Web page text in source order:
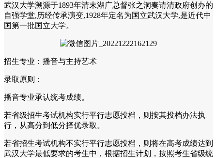
武汉大学溯源于1893年清末湖广总督张之洞奏请清政府创办的
自强学堂,历经传承演变,1928年定名为国立武汉大学,是近代中
国第一批国立大学。
招生专业：播音与主持艺术
录取原则：
播音专业承认统考成绩。
若省级招生考试机构实行平行志愿投档，则按其投档办法执
行，从高分到低分择优录取。
若省招生考试机构不实行平行志愿投档，则将在高考成绩达到
武汉大学最低要求的考生中，根据招生计划，按照考生省级统